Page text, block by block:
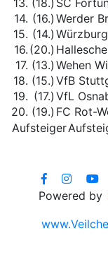
13. (18.) SC
14. (16.) Werder
15. (14.)
16. (20.)
17. (13.) Wehen
18. (15.) VfB
19. (17.) VfL
20. (19.) FC Rot-
Aufsteiger
Powered by